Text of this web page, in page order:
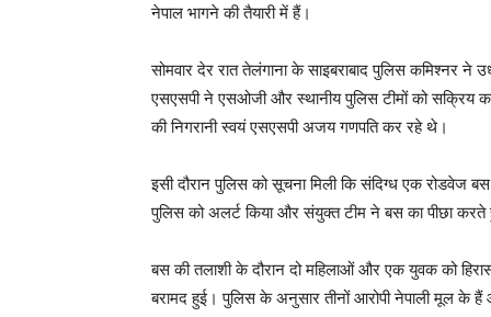
नेपाल भागने की तैयारी में हैं।
सोमवार देर रात तेलंगाना के साइबराबाद पुलिस कमिश्नर
एसएसपी ने एसओजी और स्थानीय पुलिस टीमों को सक्रिय
की निगरानी स्वयं एसएसपी अजय गणपति कर रहे थे।
इसी दौरान पुलिस को सूचना मिली कि संदिग्ध एक रोडवेज
पुलिस को अलर्ट किया और संयुक्त टीम ने बस का पीछा करते
बस की तलाशी के दौरान दो महिलाओं और एक युवक को
बरामद हुई। पुलिस के अनुसार तीनों आरोपी नेपाली मूल के